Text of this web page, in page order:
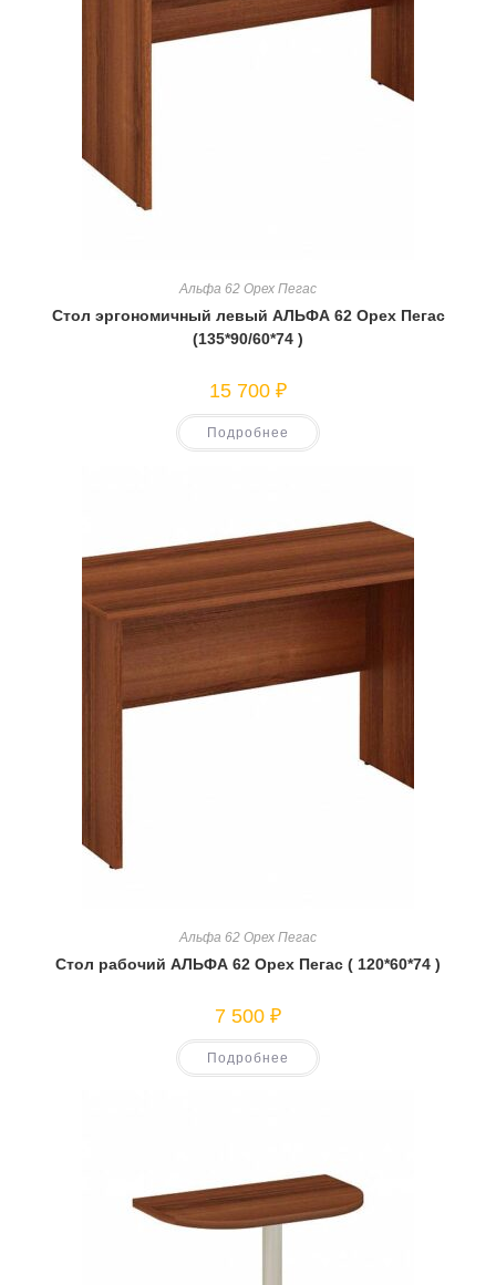
Альфа 62 Орех Пегас
Стол эргономичный левый АЛЬФА 62 Орех Пегас
(135*90/60*74 )
15 700 ₽
Подробнее
Альфа 62 Орех Пегас
Стол рабочий АЛЬФА 62 Орех Пегас ( 120*60*74 )
7 500 ₽
Подробнее